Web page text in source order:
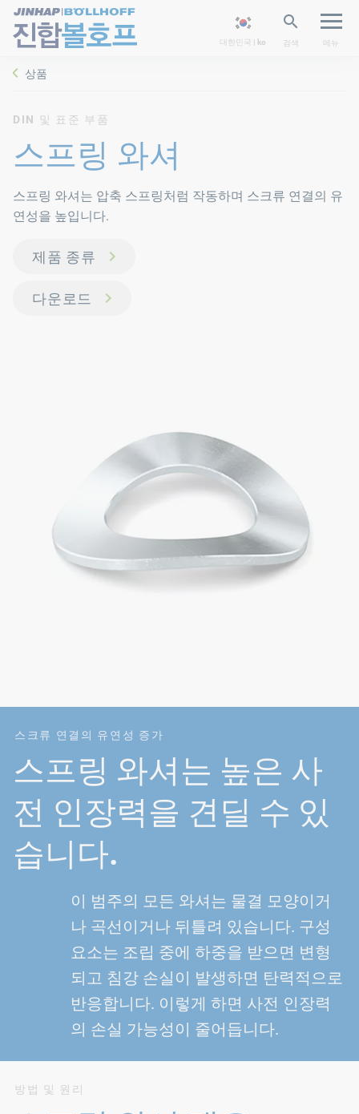
대한민국 | ko 검색 메뉴
상품
DIN 및 표준 부품
스프링 와셔
스프링 와셔는 압축 스프링처럼 작동하며 스크류 연결의 유
연성을 높입니다.
제품 종류
다운로드
스크류 연결의 유연성 증가
스프링 와셔는 높은 사
전 인장력을 견딜 수 있
습니다.
이 범주의 모든 와셔는 물결 모양이거
나 곡선이거나 뒤틀려 있습니다. 구성
요소는 조립 중에 하중을 받으면 변형
되고 침강 손실이 발생하면 탄력적으로
반응합니다. 이렇게 하면 사전 인장력
의 손실 가능성이 줄어듭니다.
방법 및 원리